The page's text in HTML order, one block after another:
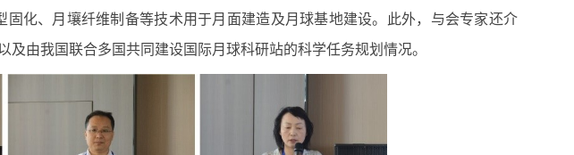
固化、月壤纤维制备等技术用于月面建造及月球基地建设。此外，与会专家还介
由我国联合多国共同建设国际月球科研站的科学任务规划情况。